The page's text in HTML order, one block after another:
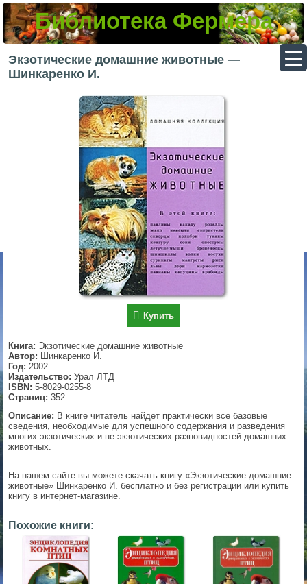
Библиотека Фермера
Экзотические домашние животные —
Шинкаренко И.
Купить
Книга: Экзотические домашние животные
Автор: Шинкаренко И.
Год: 2002
Издательство: Урал ЛТД
ISBN: 5-8029-0255-8
Страниц: 352
Описание: В книге читатель найдет практически все базовые
сведения, необходимые для успешного содержания и разведения
многих экзотических и не экзотических разновидностей домашних
животных.
На нашем сайте вы можете скачать книгу «Экзотические домашние
животные» Шинкаренко И. бесплатно и без регистрации или купить
книгу в интернет-магазине.
Похожие книги:
▼
▼
▼